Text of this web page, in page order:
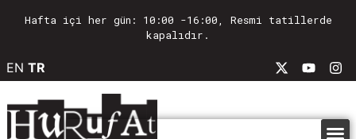
Hafta içi her gün: 10:00 -16:00, Resmi tatillerde
kapalıdır.
EN TR